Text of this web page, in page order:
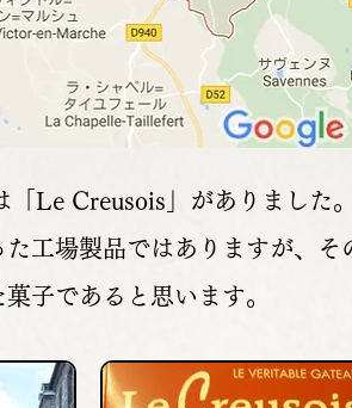
Le Creusois」がありました
工場製品ではありますが、そ
子であると思います。